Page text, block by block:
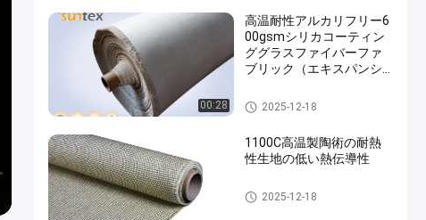
00:28
高温耐性アルカリフリー6
00gsmシリカコーティン
ググラスファイバーファ
ブリック（エキスパンシ
生地の膨張継手の布
2025-12-18
1100C高温製陶術の耐熱
性生地の低い熱伝導性
耐熱性生地
2025-12-18